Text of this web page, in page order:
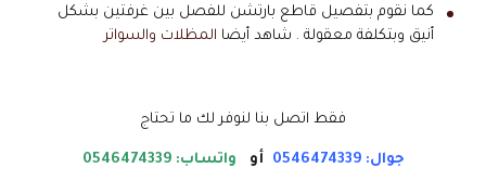
كما نقوم بتفصيل قاطع بارتشن للفصل بين غرفتين بشكل
أنيق وبتكلفة معقولة . شاهد أيضا المظلات والسواتر
فقط اتصل بنا لنوفر لك ما تحتاج
جوال: 0546474339 أو واتساب: 0546474339